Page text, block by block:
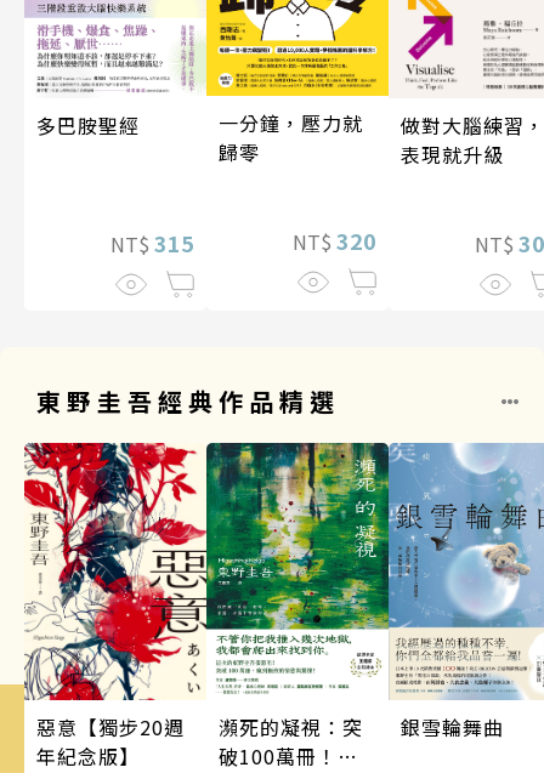
多巴胺聖經
NT$ 315
一分鐘，壓力就
歸零
NT$ 320
做對大腦練習，
表現就升級
NT$
東野圭吾經典作品精選
惡意【獨步20週
年紀念版】
瀕死的凝視：突
破100萬冊！這
銀雪輪舞曲